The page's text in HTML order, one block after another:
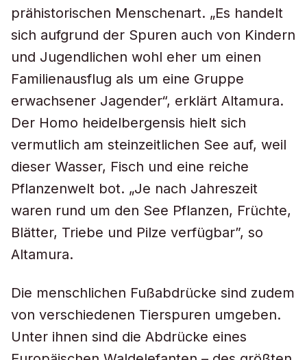
prähistorischen Menschenart. „Es handelt
sich aufgrund der Spuren auch von Kindern
und Jugendlichen wohl eher um einen
Familienausflug als um eine Gruppe
erwachsener Jagender“, erklärt Altamura.
Der Homo heidelbergensis hielt sich
vermutlich am steinzeitlichen See auf, weil
dieser Wasser, Fisch und eine reiche
Pflanzenwelt bot. „Je nach Jahreszeit
waren rund um den See Pflanzen, Früchte,
Blätter, Triebe und Pilze verfügbar”, so
Altamura.
Die menschlichen Fußabdrücke sind zudem
von verschiedenen Tierspuren umgeben.
Unter ihnen sind die Abdrücke eines